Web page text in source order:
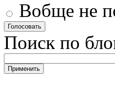
Вобще не
Поиск по